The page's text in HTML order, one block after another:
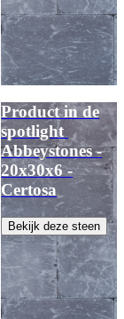
Product in de
spotlight
Abbeystones -
20x30x6 -
Certosa
Bekijk deze steen